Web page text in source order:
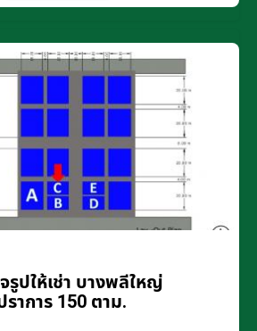
รูปให้เช่า บางพลีใหญ่
าการ 150 ตาม.